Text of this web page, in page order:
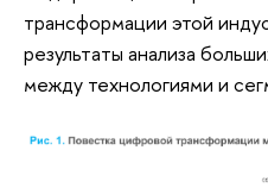
трансформации этой
результаты анализа
между технологиями и